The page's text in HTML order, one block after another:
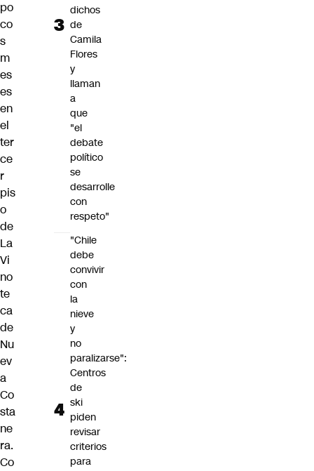
po
co
s
m
es
es
en
el
ter
ce
r
pis
o
de
La
Vi
no
te
ca
de
Nu
ev
a
Co
sta
ne
ra.
Co
dichos
de
Camila
Flores
y
llaman
a
que
"el
debate
político
se
desarrolle
con
respeto"
"Chile
debe
convivir
con
la
nieve
y
no
paralizarse":
Centros
de
ski
piden
revisar
criterios
para